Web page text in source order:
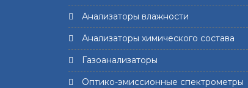
Анализаторы влажности
Анализаторы химического состава
Газоанализаторы
Оптико-эмиссионные спектрометры